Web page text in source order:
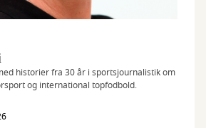
historier fra 30 år i sportsjournalistik om
og international topfodbold.